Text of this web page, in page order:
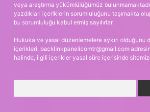
veya araştırma yükümlülüğümüz
yazdıkları içeriklerin sorumluluğunu taşımakta
bu sorumluluğu kabul etmiş sayılırlar.
Hukuka ve yasal düzenlemelere aykırı olduğunu
içerikleri, backlinkpanelicomtr@gmail.com
halinde, ilgili içerikler yasal süre içerisinde